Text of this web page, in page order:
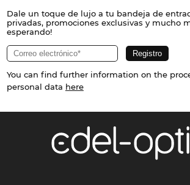
Dale un toque de lujo a tu bandeja de
privadas, promociones exclusivas y mucho
esperando!
You can find further information on the
personal data here